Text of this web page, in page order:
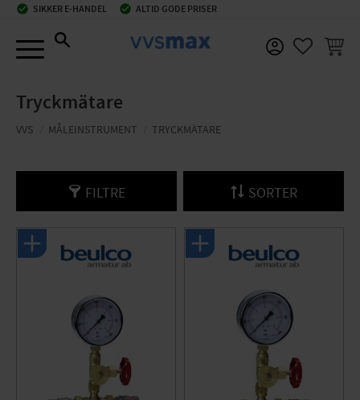
check_circle SIKKER E-HANDEL check_circle ALTID GODE PRISER
Tryckmätare
VVS MÅLEINSTRUMENT TRYCKMÄTARE
FILTRE SORTER